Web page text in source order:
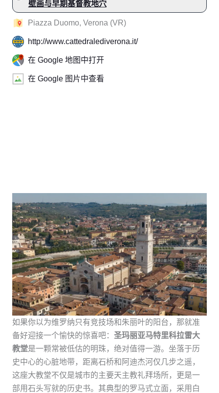
壁画与早期基督教地穴
Piazza Duomo, Verona (VR)
http://www.cattedralediverona.it/
在 Google 地图中打开
在 Google 图片中查看
如果你以为维罗纳只有竞技场和朱丽叶的阳台，那就准
备好迎接一个愉快的惊喜吧： 圣玛丽亚马特里科拉雷大
教堂是一颗常被低估的明珠，绝对值得一游。坐落于历
史中心的心脏地带，距离石桥和阿迪杰河仅几步之遥，
这座大教堂不仅是城市的主要天主教礼拜场所，更是一
部用石头写就的历史书。其典型的罗马式立面，采用白